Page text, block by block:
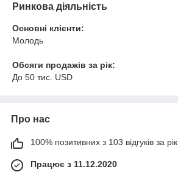
Ринкова діяльність
Основні клієнти:
Молодь
Обсяги продажів за рік:
До 50 тис. USD
Про нас
100% позитивних з 103 відгуків за рік
Працює з 11.12.2020